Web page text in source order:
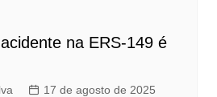
na ERS-149 é
17 de agosto de 2025